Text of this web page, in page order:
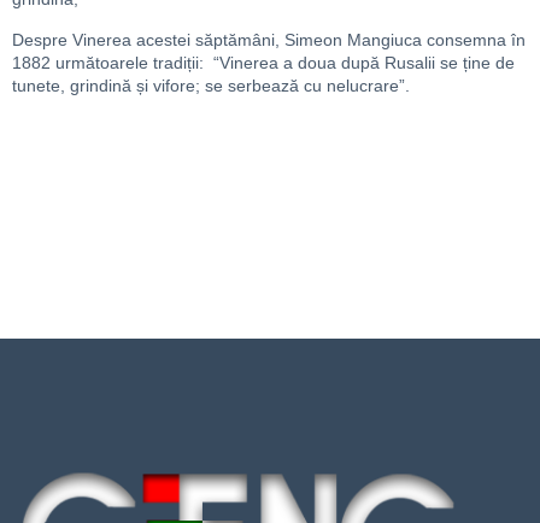
Despre Vinerea acestei săptămâni, Simeon Mangiuca consemna în
1882 următoarele tradiții: “Vinerea a doua după Rusalii se ține de
tunete, grindină și vifore; se serbează cu nelucrare”.